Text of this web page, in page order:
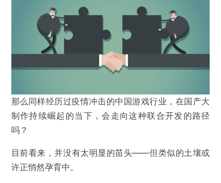
那么同样经历过疫情冲击的中国游戏行业，在国产大
制作持续崛起的当下，会走向这种联合开发的路径
吗？
目前看来，并没有太明显的苗头——但类似的土壤或
许正悄然孕育中。